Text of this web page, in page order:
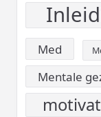
Med
Mentale